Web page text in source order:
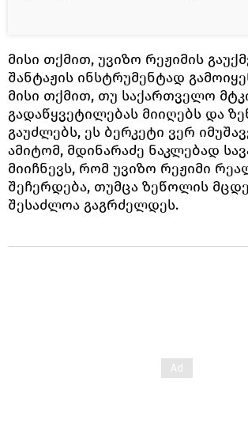
მისი თქმით, უვიზო რეჟიმის
შანტაჟის ინსტრუმენტად
მისი თქმით, თუ საქართველო
გადაწყვეტილებას მიიღებს და
გაუძლებს, ეს ბერკეტი ვერ
ამიტომ, მდინარაძე ნაკლებად
მიიჩნევს, რომ უვიზო რეჟიმი
შეჩერდება, თუმცა ზეწოლის
შესაძლოა გაგრძელდეს.